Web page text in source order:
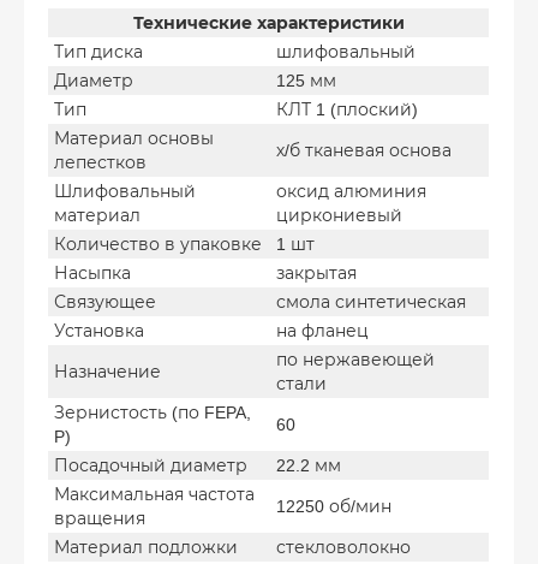
Технические характеристики
Тип диска
шлифовальный
Диаметр
125 мм
Тип
КЛТ 1 (плоский)
Материал основы
лепестков
х/б тканевая основа
Шлифовальный
материал
оксид алюминия
циркониевый
Количество в упаковке
1 шт
Насыпка
закрытая
Связующее
смола синтетическая
Установка
на фланец
Назначение
по нержавеющей
стали
Зернистость (по FEPA,
P)
60
Посадочный диаметр
22.2 мм
Максимальная частота
вращения
12250 об/мин
Материал подложки
стекловолокно